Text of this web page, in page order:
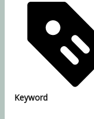
Keyword